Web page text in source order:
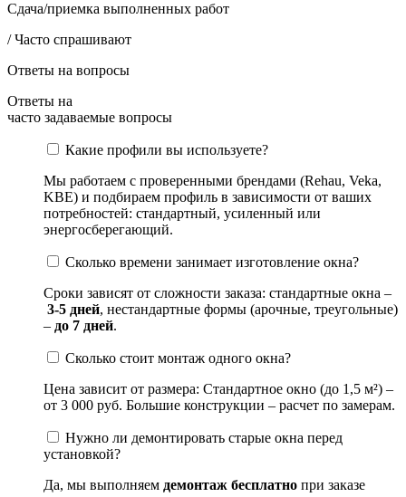
Сдача/приемка выполненных работ
/ Часто спрашивают
Ответы на вопросы
Ответы на
часто задаваемые вопросы
Какие профили вы используете?
Мы работаем с проверенными брендами (Rehau, Veka,
KBE) и подбираем профиль в зависимости от ваших
потребностей: стандартный, усиленный или
энергосберегающий.
Сколько времени занимает изготовление окна?
Сроки зависят от сложности заказа: стандартные окна –
3-5 дней, нестандартные формы (арочные, треугольные)
– до 7 дней.
Сколько стоит монтаж одного окна?
Цена зависит от размера: Стандартное окно (до 1,5 м²) –
от 3 000 руб. Большие конструкции – расчет по замерам.
Нужно ли демонтировать старые окна перед
установкой?
Да, мы выполняем демонтаж бесплатно при заказе